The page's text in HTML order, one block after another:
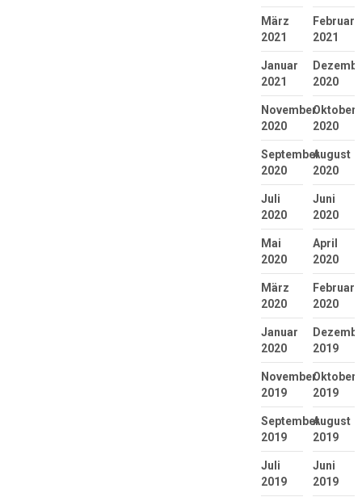
März
2021
Februar
2021
Januar
2021
2020
November
2020
Oktober
2020
September
2020
August
2020
Juli
2020
Juni
2020
Mai
2020
April
2020
März
2020
Februar
2020
Januar
2020
2019
November
2019
Oktober
2019
September
2019
August
2019
Juli
2019
Juni
2019